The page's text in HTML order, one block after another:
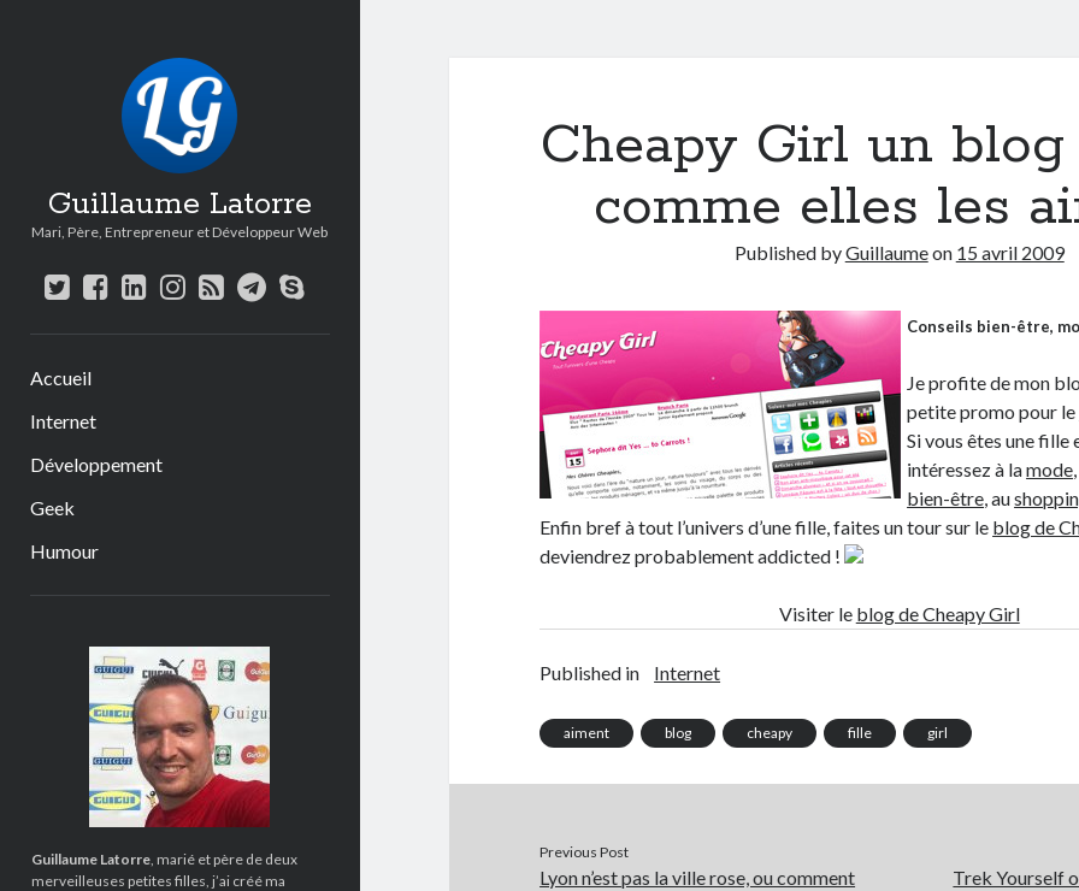
Guillaume Latorre
Mari, Père, Entrepreneur et Développeur Web
twitter
facebook
linkedin
instagram
rsstelegram
skype
Accueil
Internet
Développement
Geek
Humour
Guillaume Latorre, marié et père de deux
merveilleuses petites filles, j’ai créé ma
Cheapy Girl un
comme elles les
Published byGuillaumeon 15 avril 2009
Conseils bien-être,
Je profite de mon
petite promo pour le
Si vous êtes une fille
intéressez à lamode
bien-être, au
Enfin bref à tout l’univers d’une fille, faites un tour sur le blog de
deviendrez probablement addicted !
Visiter le blog de Cheapy Girl
Published in Internet
aiment blog cheapy fille girl
Previous Post
Lyon n’est pas la ville rose, ou comment
Trek Yourself